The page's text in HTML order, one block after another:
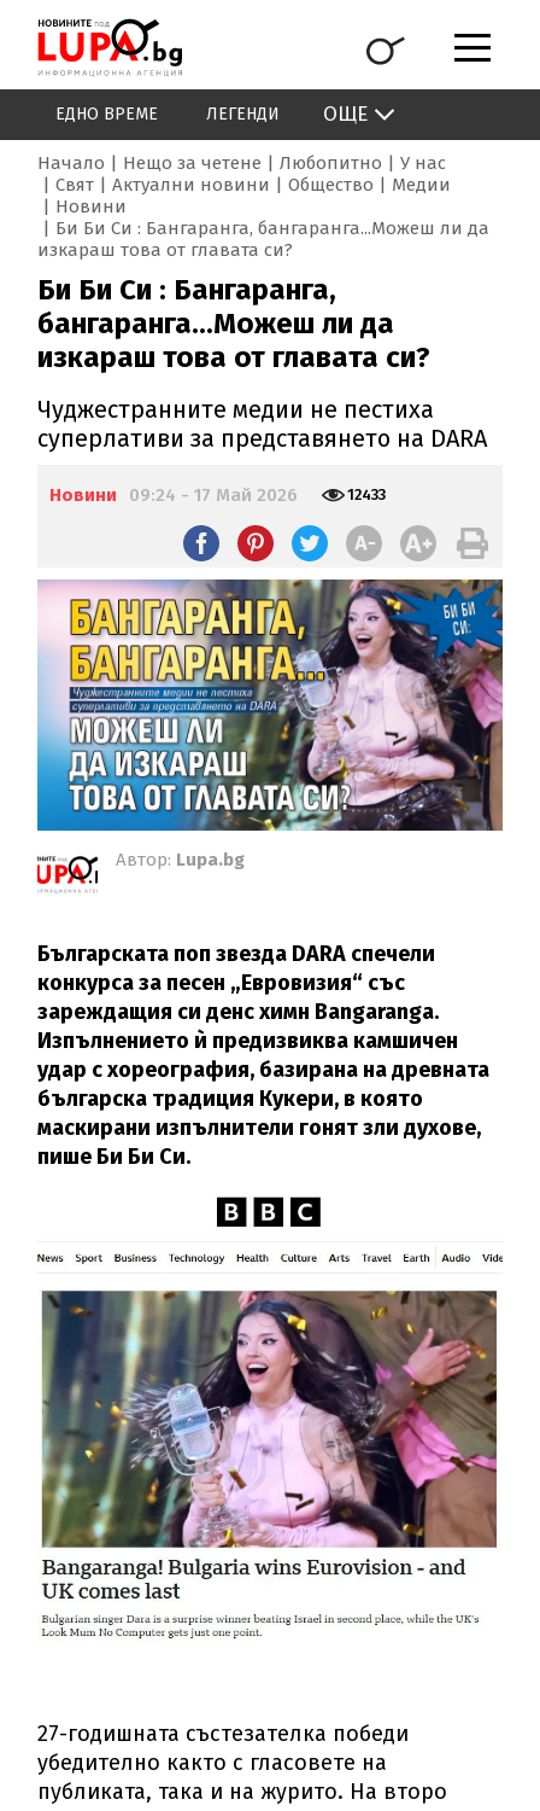
ЕДНО ВРЕМЕ ЛЕГЕНДИ ОЩЕ
Начало Нещо за четене Любопитно
У нас
Свят
Актуални новини Общество
Медии
Новини
Би Би Си : Бангаранга, бангаранга...Можеш ли да
изкараш това от главата си?
Би Би Си : Бангаранга,
бангаранга...Можеш ли да
изкараш това от главата си?
Чуджестранните медии не пестиха
суперлативи за представянето на DARA
Новини 09:24 - 17 Май 2026 12433
Автор: Lupa.bg
Българската поп звезда DARA спечели
конкурса за песен „Евровизия“ със
зареждащия си денс химн Bangaranga.
Изпълнението ѝ предизвиква камшичен
удар с хореография, базирана на древната
българска традиция Кукери, в която
маскирани изпълнители гонят зли духове,
пише Би Би Си.
27-годишната състезателка победи
убедително както с гласовете на
публиката, така и на журито. На второ